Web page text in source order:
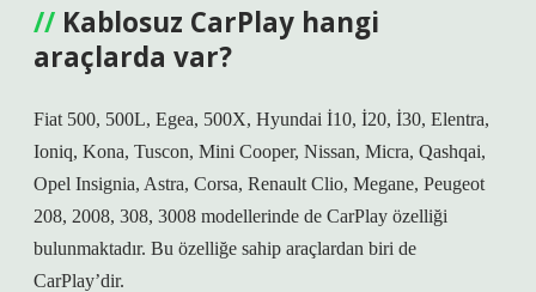
Kablosuz CarPlay hangi
araçlarda var?
Fiat 500, 500L, Egea, 500X, Hyundai İ10, İ20, İ30, Elentra,
Ioniq, Kona, Tuscon, Mini Cooper, Nissan, Micra, Qashqai,
Opel Insignia, Astra, Corsa, Renault Clio, Megane, Peugeot
208, 2008, 308, 3008 modellerinde de CarPlay özelliği
bulunmaktadır. Bu özelliğe sahip araçlardan biri de
CarPlay’dir.